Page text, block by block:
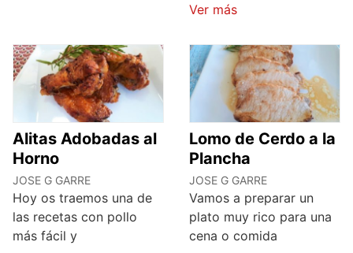
Ver más
Alitas Adobadas al
Horno
JOSE G GARRE
Hoy os traemos una de
las recetas con pollo
más fácil y
Lomo de Cerdo a la
Plancha
JOSE G GARRE
Vamos a preparar un
plato muy rico para una
cena o comida